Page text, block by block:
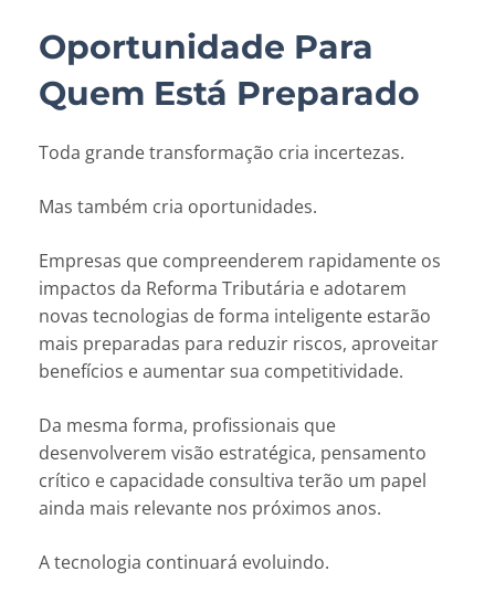
Oportunidade Para
Quem Está Preparado
Toda grande transformação cria incertezas.
Mas também cria oportunidades.
Empresas que compreenderem rapidamente os
impactos da Reforma Tributária e adotarem
novas tecnologias de forma inteligente estarão
mais preparadas para reduzir riscos, aproveitar
benefícios e aumentar sua competitividade.
Da mesma forma, profissionais que
desenvolverem visão estratégica, pensamento
crítico e capacidade consultiva terão um papel
ainda mais relevante nos próximos anos.
A tecnologia continuará evoluindo.